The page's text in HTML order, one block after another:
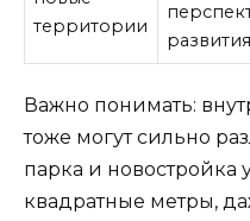
территории
Важно понимать:
тоже могут сильно
парка и новостройка
квадратные метры,